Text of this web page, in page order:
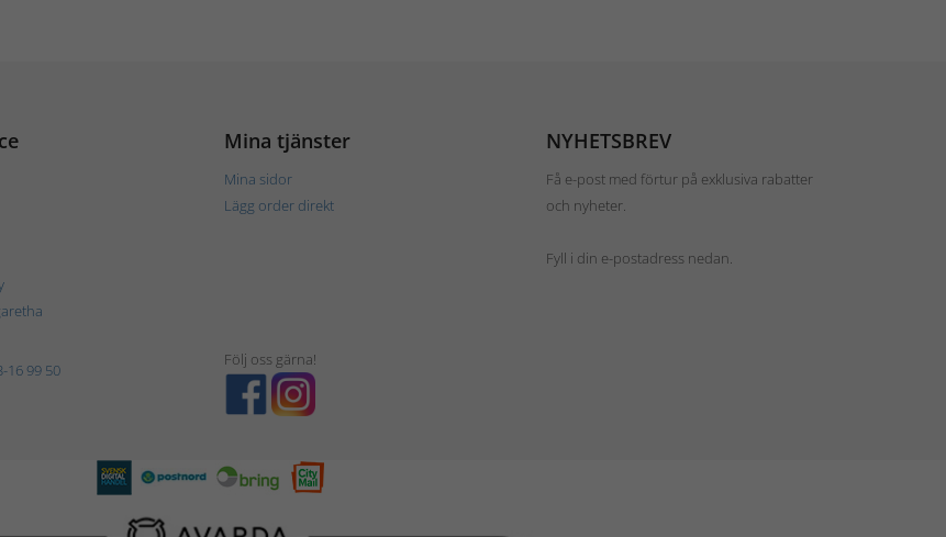
Mina tjänster
Mina sidor
Lägg order direkt
NYHETSBREV
Få e-post med förtur på exklusiva rabatter
och nyheter.
Fyll i din e-postadress nedan.
16 99 50
Följ oss gärna!